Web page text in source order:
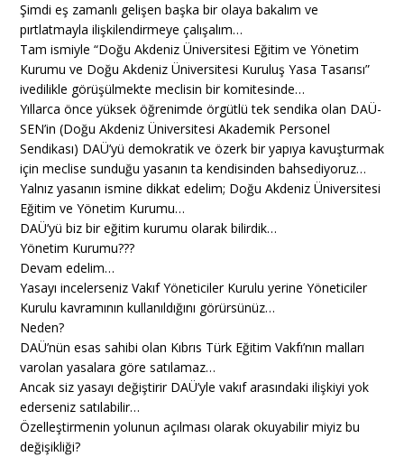
Şimdi eş zamanlı gelişen başka bir olaya bakalım ve
pırtlatmayla ilişkilendirmeye çalışalım…
Tam ismiyle “Doğu Akdeniz Üniversitesi Eğitim ve Yönetim
Kurumu ve Doğu Akdeniz Üniversitesi Kuruluş Yasa Tasarısı”
ivedilikle görüşülmekte meclisin bir komitesinde…
Yıllarca önce yüksek öğrenimde örgütlü tek sendika olan DAÜ-
SEN’in (Doğu Akdeniz Üniversitesi Akademik Personel
Sendikası) DAÜ’yü demokratik ve özerk bir yapıya kavuşturmak
için meclise sunduğu yasanın ta kendisinden bahsediyoruz…
Yalnız yasanın ismine dikkat edelim; Doğu Akdeniz Üniversitesi
Eğitim ve Yönetim Kurumu…
DAÜ’yü biz bir eğitim kurumu olarak bilirdik…
Yönetim Kurumu???
Devam edelim…
Yasayı incelerseniz Vakıf Yöneticiler Kurulu yerine Yöneticiler
Kurulu kavramının kullanıldığını görürsünüz…
Neden?
DAÜ’nün esas sahibi olan Kıbrıs Türk Eğitim Vakfı’nın malları
varolan yasalara göre satılamaz…
Ancak siz yasayı değiştirir DAÜ’yle vakıf arasındaki ilişkiyi yok
ederseniz satılabilir…
Özelleştirmenin yolunun açılması olarak okuyabilir miyiz bu
değişikliği?